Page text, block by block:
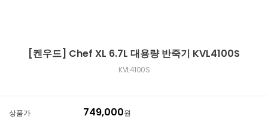
[켄우드] Chef XL 6.7L 대용량 반죽기 KVL4100S
KVL4100S
상품가 749,000원